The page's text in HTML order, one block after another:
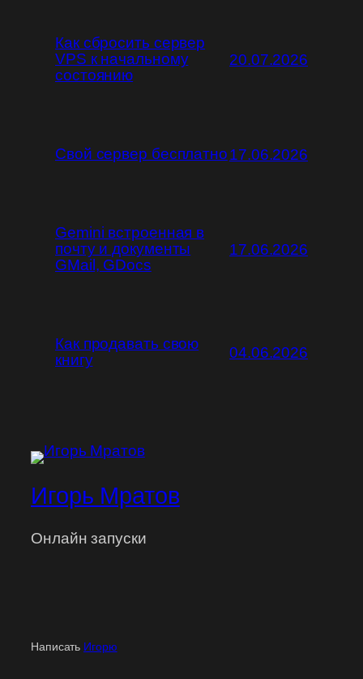
Как сбросить сервер
VPS к начальному
состоянию
20.07.2026
Свой сервер бесплатно17.06.2026
Gemini встроенная в
почту и документы
GMail, GDocs
17.06.2026
Как продавать свою
книгу
04.06.2026
Игорь Мратов
Онлайн запуски
Написать Игорю